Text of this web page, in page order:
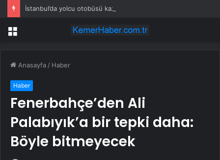
İstanbul’da yolcu otobüsü kaza yaptı: Çok sayıda yaralı var!
Menü
Anasayfa / Haber
Haber
Fenerbahçe’den Ali
Palabıyık’a bir tepki daha:
Böyle bitmeyecek